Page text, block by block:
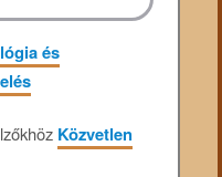
és
Közvetlen